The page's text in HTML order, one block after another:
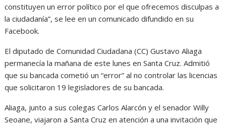
constituyen un error político por el que ofrecemos disculpas a
la ciudadanía”, se lee en un comunicado difundido en su
Facebook.
El diputado de Comunidad Ciudadana (CC) Gustavo Aliaga
permanecía la mañana de este lunes en Santa Cruz. Admitió
que su bancada cometió un “error” al no controlar las licencias
que solicitaron 19 legisladores de su bancada.
Aliaga, junto a sus colegas Carlos Alarcón y el senador Willy
Seoane, viajaron a Santa Cruz en atención a una invitación que